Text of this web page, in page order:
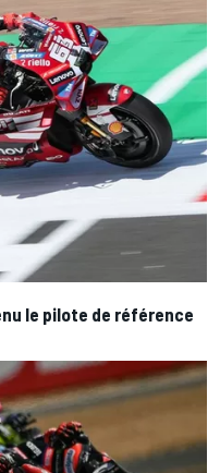
le pilote de référence